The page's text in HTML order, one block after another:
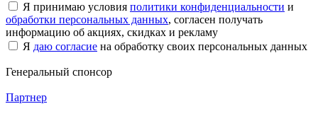
Я принимаю условия политики конфиденциальности и
обработки персональных данных, согласен получать
информацию об акциях, скидках и рекламу
Я даю согласие на обработку своих персональных данных
Генеральный спонсор
Партнер